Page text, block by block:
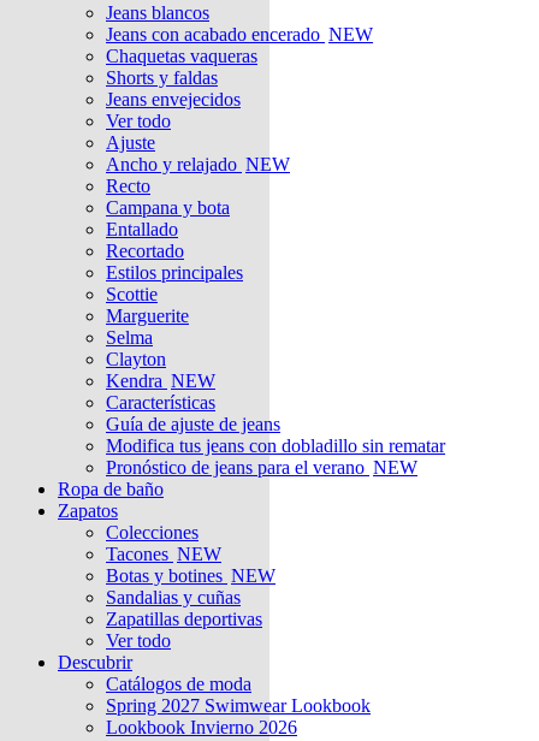
Jeans blancos
Jeans con acabado encerado NEW
Chaquetas vaqueras
Shorts y faldas
Jeans envejecidos
Ver todo
Ajuste
Ancho y relajado NEW
Recto
Campana y bota
Entallado
Recortado
Estilos principales
Scottie
Marguerite
Selma
Clayton
Kendra NEW
Características
Guía de ajuste de jeans
Modifica tus jeans con dobladillo sin rematar
Pronóstico de jeans para el verano NEW
Ropa de baño
Zapatos
Colecciones
Tacones NEW
Botas y botines NEW
Sandalias y cuñas
Zapatillas deportivas
Ver todo
Descubrir
Catálogos de moda
Spring 2027 Swimwear Lookbook
Lookbook Invierno 2026